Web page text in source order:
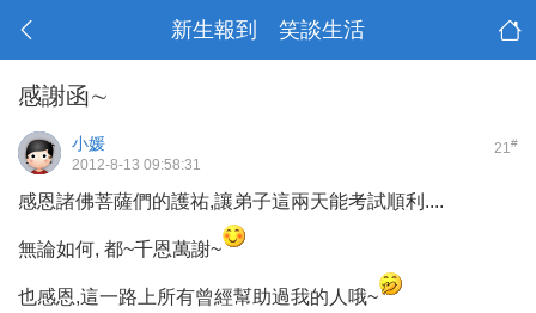
新生報到 笑談生活
感謝函∼
21#
小媛
2012-8-13 09:58:31
感恩諸佛菩薩們的護祐,讓弟子這兩天能考試順利....
無論如何, 都~千恩萬謝~
也感恩,這一路上所有曾經幫助過我的人哦~